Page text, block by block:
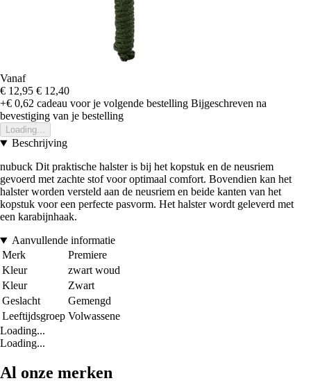
Vanaf
€ 12,95 € 12,40
+€ 0,62 cadeau voor je volgende bestelling Bijgeschreven na
bevestiging van je bestelling
Loading...
Beschrijving
nubuck Dit praktische halster is bij het kopstuk en de neusriem
gevoerd met zachte stof voor optimaal comfort. Bovendien kan het
halster worden versteld aan de neusriem en beide kanten van het
kopstuk voor een perfecte pasvorm. Het halster wordt geleverd met
een karabijnhaak.
Aanvullende informatie
Merk
Premiere
Kleur
zwart woud
Kleur
Zwart
Geslacht
Gemengd
Leeftijdsgroep Volwassene
Loading...
Loading...
Al onze merken